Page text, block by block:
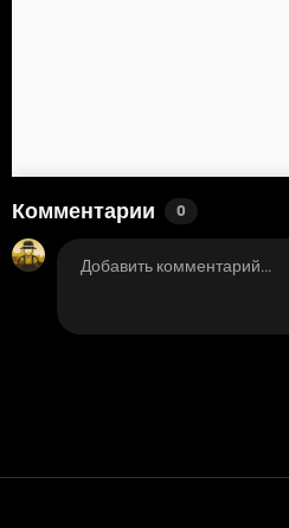
Комментарии 0